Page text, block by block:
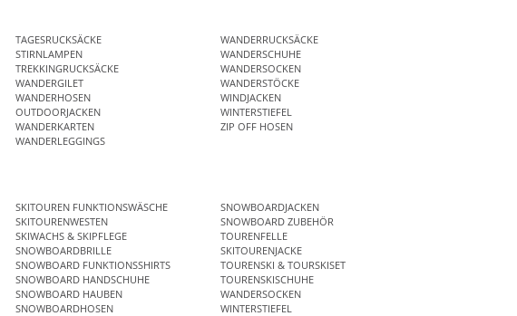
TAGESRUCKSÄCKE
STIRNLAMPEN
TREKKINGRUCKSÄCKE
WANDERGILET
WANDERHOSEN
OUTDOORJACKEN
WANDERKARTEN
WANDERLEGGINGS
WANDERRUCKSÄCKE
WANDERSCHUHE
WANDERSOCKEN
WANDERSTÖCKE
WINDJACKEN
WINTERSTIEFEL
ZIP OFF HOSEN
SKITOUREN FUNKTIONSWÄSCHE
SKITOURENWESTEN
SKIWACHS & SKIPFLEGE
SNOWBOARDBRILLE
SNOWBOARD FUNKTIONSSHIRTS
SNOWBOARD HANDSCHUHE
SNOWBOARD HAUBEN
SNOWBOARDHOSEN
SNOWBOARDJACKEN
SNOWBOARD ZUBEHÖR
TOURENFELLE
SKITOURENJACKE
TOURENSKI & TOURSKISET
TOURENSKISCHUHE
WANDERSOCKEN
WINTERSTIEFEL